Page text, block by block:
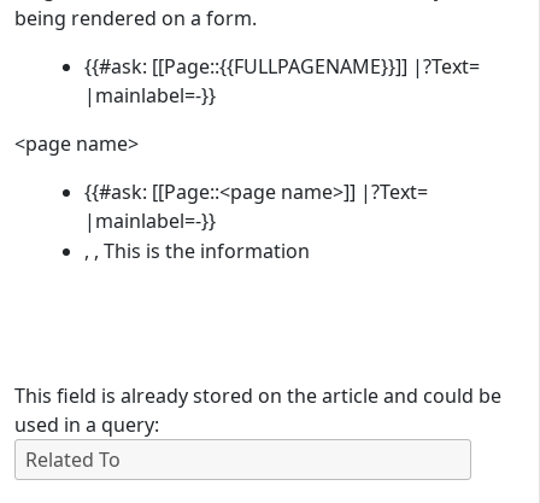
being rendered on a form.
{{#ask: [[Page::{{FULLPAGENAME}}]] |?Text=
|mainlabel=-}}
<page name>
{{#ask: [[Page::<page name>]] |?Text=
|mainlabel=-}}
, , This is the information
This field is already stored on the article and could be
used in a query: